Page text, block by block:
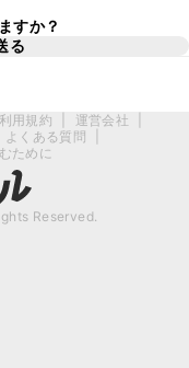
すか？
る
利用規約 運営会社
よくある質問
ために
Reserved.